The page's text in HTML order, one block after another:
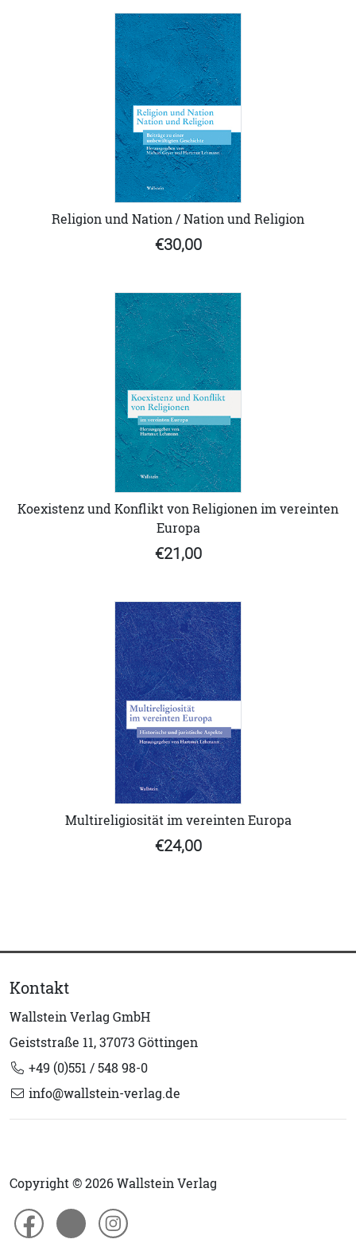
Religion und Nation / Nation und Religion
€30,00
Koexistenz und Konflikt von Religionen im vereinten
Europa
€21,00
Multireligiosität im vereinten Europa
€24,00
Kontakt
Wallstein Verlag GmbH
Geiststraße 11, 37073 Göttingen
+49 (0)551 / 548 98-0
info@wallstein-verlag.de
Copyright © 2026 Wallstein Verlag